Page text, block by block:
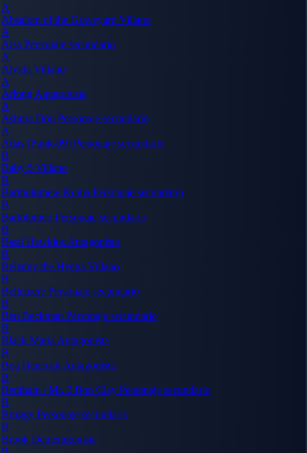
A
Absalom of the Graveyard Villano
A
Aisa Personaje secundario
A
Alvida Villano
A
Arlong Antagonista
A
Ashura Doji Personaje secundario
A
Atlas (Punk-09) Personaje secundario
B
Baby 5 Villano
B
Bartholomew Kuma Personaje secundario
B
Bartolomeo Personaje secundario
B
Basil Hawkins Antagonista
B
Bellamy the Hyena Villano
B
Bellemere Personaje secundario
B
Ben Beckman Personaje secundario
B
Black Maria Antagonista
B
Boa Hancock Antagonista
B
Bentham / Mr. 2 Bon Clay Personaje secundario
B
Broggy Personaje secundario
B
Brook Deuteragonista